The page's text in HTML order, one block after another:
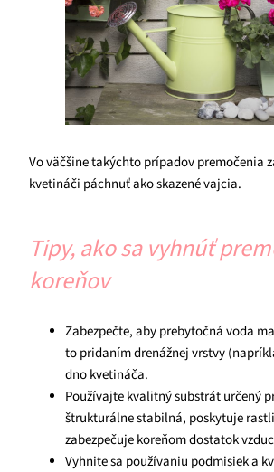
Vo väčšine takýchto prípadov premočenia
kvetináči páchnuť ako skazené vajcia.
Tipy, ako sa vyhnúť
koreňov
Zabezpečte, aby prebytočná voda
to pridaním drenážnej vrstvy
dno kvetináča.
Používajte kvalitný substrát určený
štrukturálne stabilná, poskytuje
zabezpečuje koreňom dostatok
Vyhnite sa používaniu podmisiek a